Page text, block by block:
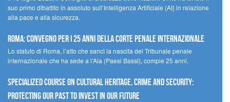
suo primo dibattito in assoluto sull’Intelligenza Artificiale (AI) in relazione
alla pace e alla sicurezza.
Roma: convegno per i 25 anni della Corte penale internazionale
Lo statuto di Roma, l’atto che sancì la nascita del Tribunale penale
internazionale che ha sede a l’Aia (Paesi Bassi), compie 25 anni.
Specialized Course on Cultural Heritage, Crime and Security:
Protecting our Past to Invest in our Future